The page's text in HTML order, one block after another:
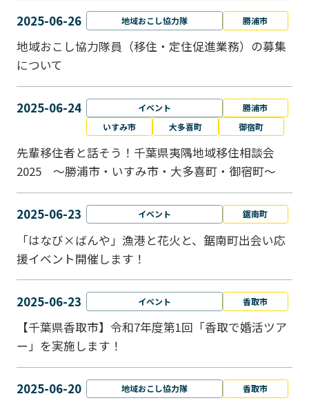
2025-06-26 地域おこし協力隊 勝浦市
地域おこし協力隊員（移住・定住促進業務）の募集
について
2025-06-24 イベント
勝浦市
いすみ市
大多喜町 御宿町
先輩移住者と話そう！千葉県夷隅地域移住相談会
2025 ～勝浦市・いすみ市・大多喜町・御宿町～
2025-06-23 イベント 鋸南町
「はなび×ばんや」漁港と花火と、鋸南町出会い応
援イベント開催します！
2025-06-23 イベント 香取市
【千葉県香取市】令和7年度第1回「香取で婚活ツア
ー」を実施します！
2025-06-20 地域おこし協力隊 香取市